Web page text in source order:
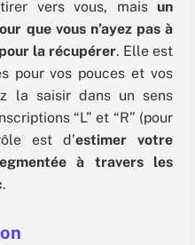
vers vous, maisun
que vous n’ayez pas à
la récupérer. Elle est
pour vos pouces et vos
la saisir dans un sens
“L” et “R” (pour
est d’estimer votre
à travers les
.